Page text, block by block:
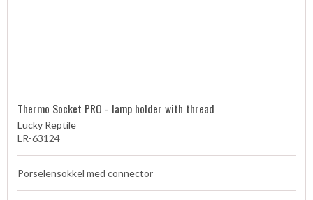
Thermo Socket PRO - lamp holder with thread
Lucky Reptile
LR-63124
Porselensokkel med connector